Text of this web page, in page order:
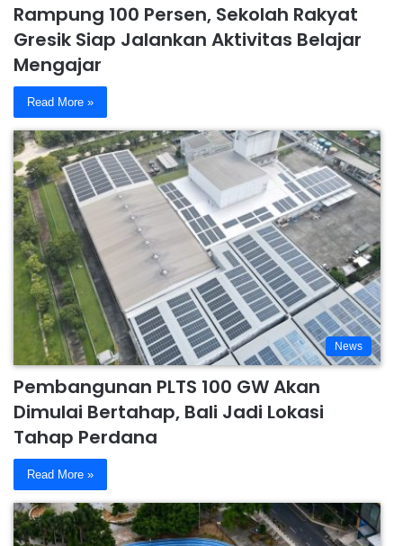
Rampung 100 Persen, Sekolah Rakyat
Gresik Siap Jalankan Aktivitas Belajar
Mengajar
Read More »
News
Pembangunan PLTS 100 GW Akan
Dimulai Bertahap, Bali Jadi Lokasi
Tahap Perdana
Read More »